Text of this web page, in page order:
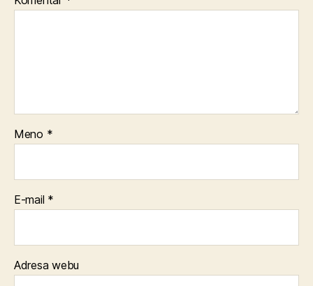
Meno *
E-mail *
Adresa webu